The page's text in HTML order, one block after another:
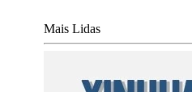
Mais Lidas